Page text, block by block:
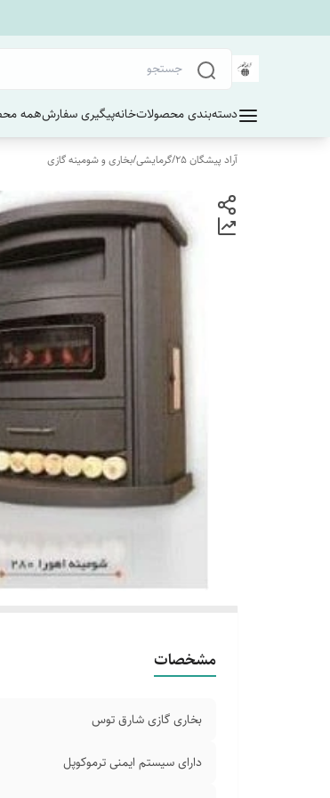
دسته‌بندی محصولاتخانهپیگیری سفارشهمه
آراد پیشگان 25 /گرمایشی/بخاری و شومینه گازی
مشخصات
بخاری گازی شارق توس
دارای سیستم ایمنی ترموکوپل